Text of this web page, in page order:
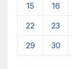
15 16
22 23
29 30